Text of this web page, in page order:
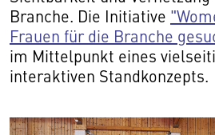
Branche. Die Initiative
Frauen für die Branche
im Mittelpunkt eines
interaktiven Standkonzepts.